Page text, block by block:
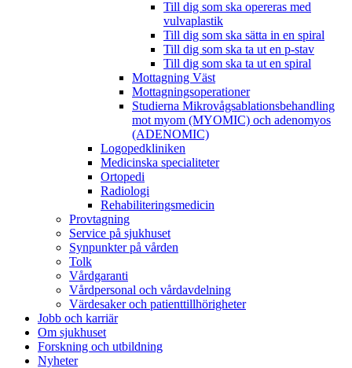
Till dig som ska opereras med
vulvaplastik
Till dig som ska sätta in en spiral
Till dig som ska ta ut en p-stav
Till dig som ska ta ut en spiral
Mottagning Väst
Mottagningsoperationer
Studierna Mikrovågsablationsbehandling
mot myom (MYOMIC) och adenomyos
(ADENOMIC)
Logopedkliniken
Medicinska specialiteter
Ortopedi
Radiologi
Rehabiliteringsmedicin
Provtagning
Service på sjukhuset
Synpunkter på vården
Tolk
Vårdgaranti
Vårdpersonal och vårdavdelning
Värdesaker och patienttillhörigheter
Jobb och karriär
Om sjukhuset
Forskning och utbildning
Nyheter